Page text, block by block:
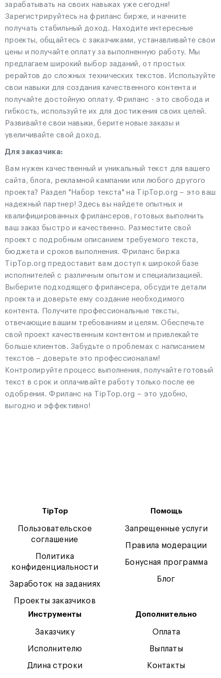
зарабатывать на своих навыках уже сегодня!
Зарегистрируйтесь на фриланс бирже, и начните
получать стабильный доход. Находите интересные
проекты, общайтесь с заказчиками, устанавливайте свои
цены и получайте оплату за выполненную работу. Мы
предлагаем широкий выбор заданий, от простых
рерайтов до сложных технических текстов. Используйте
свои навыки для создания качественного контента и
получайте достойную оплату. Фриланс - это свобода и
гибкость, используйте их для достижения своих целей.
Развивайте свои навыки, берите новые заказы и
увеличивайте свой доход.
Для заказчика:
Вам нужен качественный и уникальный текст для вашего
сайта, блога, рекламной кампании или любого другого
проекта? Раздел "Набор текста" на TipTop.org – это ваш
надежный партнер! Здесь вы найдете опытных и
квалифицированных фрилансеров, готовых выполнить
ваш заказ быстро и качественно. Разместите свой
проект с подробным описанием требуемого текста,
бюджета и сроков выполнения. Фриланс биржа
TipTop.org предоставит вам доступ к широкой базе
исполнителей с различным опытом и специализацией.
Выберите подходящего фрилансера, обсудите детали
проекта и доверьте ему создание необходимого
контента. Получите профессиональные тексты,
отвечающие вашим требованиям и целям. Обеспечьте
свой проект качественным контентом и привлекайте
больше клиентов. Забудьте о проблемах с написанием
текстов – доверьте это профессионалам!
Контролируйте процесс выполнения, получайте готовый
текст в срок и оплачивайте работу только после ее
одобрения. Фриланс на TipTop.org – это удобно,
выгодно и эффективно!
TipTop
Пользовательское
соглашение
Политика
конфиденциальности
Заработок на заданиях
Проекты заказчиков
Помощь
Запрещенные услуги
Правила модерации
Бонусная программа
Блог
Инструменты
Заказчику
Исполнителю
Длина строки
Дополнительно
Оплата
Выплаты
Контакты